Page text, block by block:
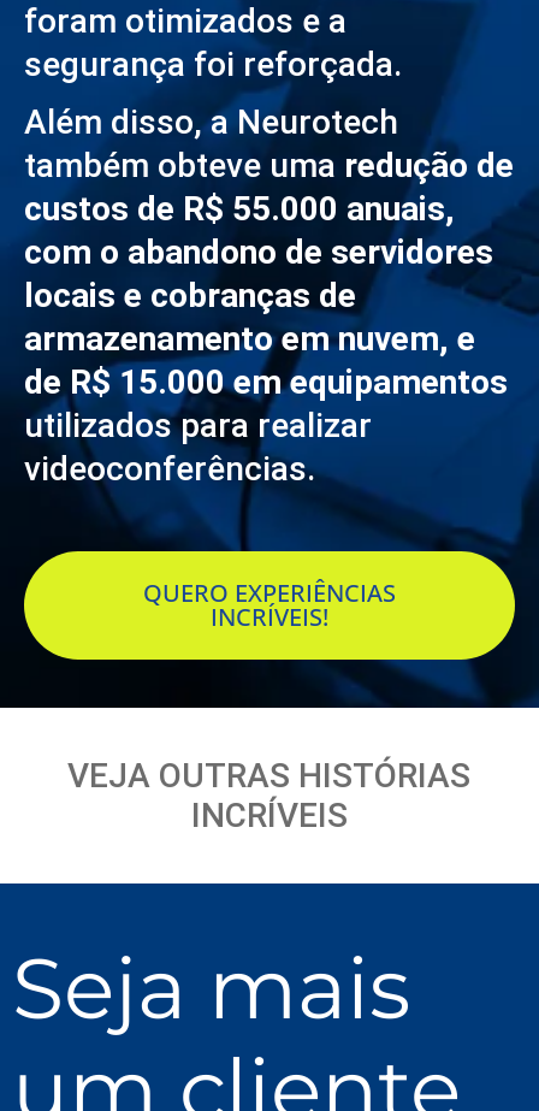
foram otimizados e a
segurança foi reforçada.
Além disso, a Neurotech
também obteve uma redução de
custos de R$ 55.000 anuais,
com o abandono de servidores
locais e cobranças de
armazenamento em nuvem, e
de R$ 15.000 em equipamentos
utilizados para realizar
videoconferências.
QUERO EXPERIÊNCIAS
INCRÍVEIS!
VEJA OUTRAS HISTÓRIAS
INCRÍVEIS
Seja mais
um cliente